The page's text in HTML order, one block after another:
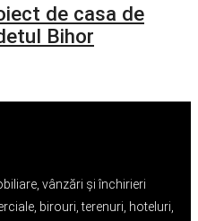
de casa de
Bihor
vânzări și închirieri
birouri, terenuri, hoteluri,